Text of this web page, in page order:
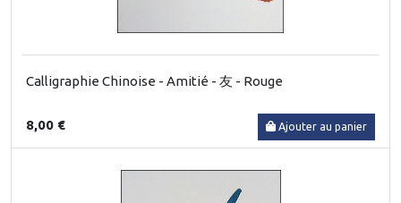
Calligraphie Chinoise - Amitié - 友 - Rouge
8,00 € Ajouter au panier